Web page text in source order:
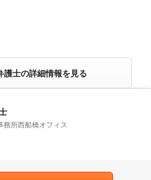
護士の詳細情報を見る
務所西船橋オフィス